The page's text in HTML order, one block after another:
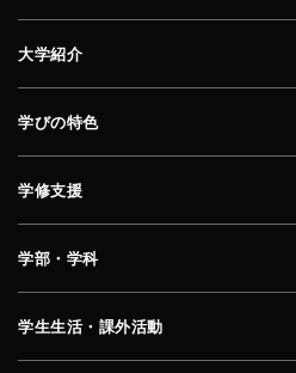
大学紹介
学びの特色
学修支援
学部・学科
学生生活・課外活動